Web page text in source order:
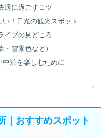
適に過ごすコツ
！日光の観光スポット
イブの見どころ
雪景色など）
中泊を楽しむために
｜おすすめスポット